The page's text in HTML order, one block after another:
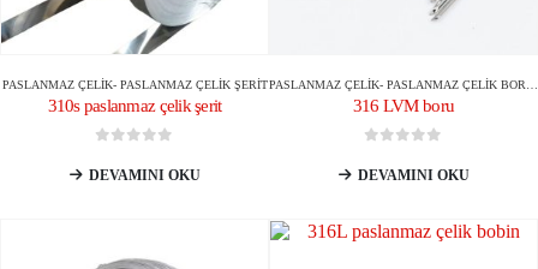
PASLANMAZ ÇELIK- PASLANMAZ ÇELIK ŞERIT
310s paslanmaz çelik şerit
DEVAMINI OKU
PASLANMAZ ÇELIK- PASLANMAZ ÇELIK BORU/TÜP
316 LVM boru
DEVAMINI OKU